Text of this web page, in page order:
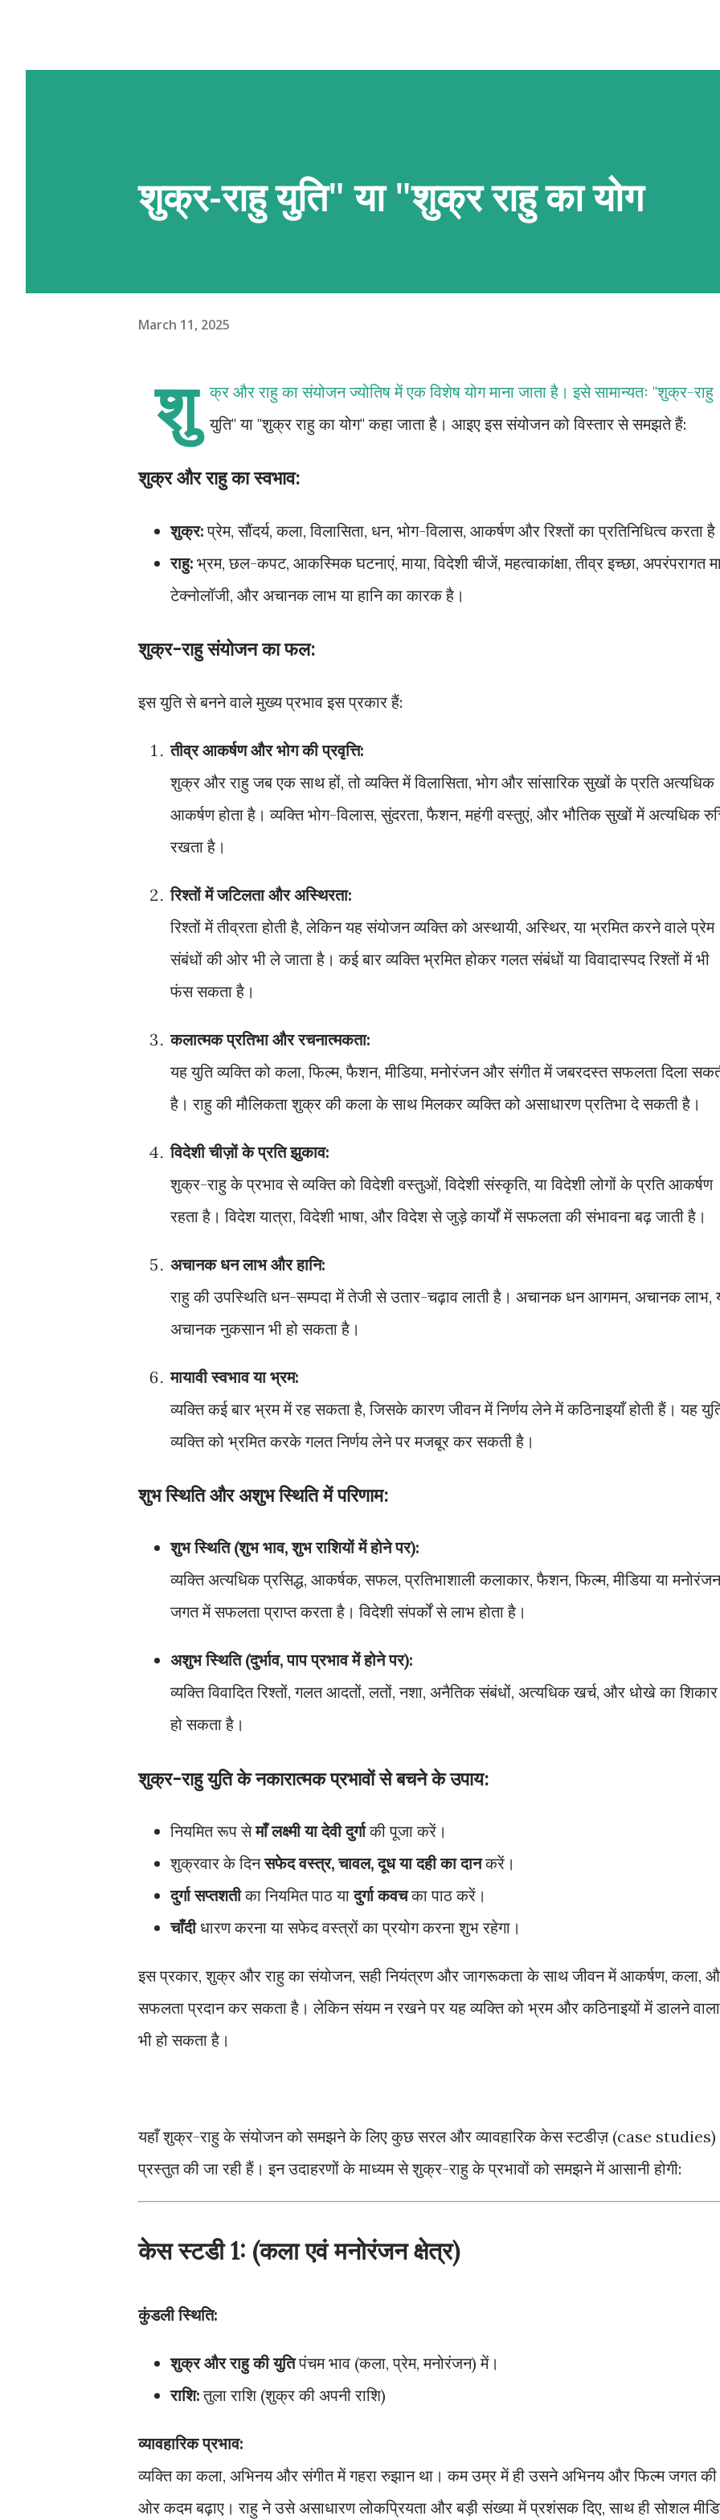
शुक्र-राहु युति" या "शुक्र राहु का योग
March 11, 2025
शु
क्र और राहु का संयोजन ज्योतिष में एक विशेष योग माना जाता है। इसे सामान्यतः "शुक्र-राहु
युति" या "शुक्र राहु का योग" कहा जाता है। आइए इस संयोजन को विस्तार से समझते हैं:
शुक्र और राहु का स्वभाव:
शुक्र:प्रेम, सौंदर्य, कला, विलासिता, धन, भोग-विलास, आकर्षण और रिश्तों का प्रतिनिधित्व करता
राहु: भ्रम, छल-कपट, आकस्मिक घटनाएं, माया, विदेशी चीजें, महत्वाकांक्षा, तीव्र इच्छा, अपरंपरागत
टेक्नोलॉजी, और अचानक लाभ या हानि का कारक है।
शुक्र-राहु संयोजन का फल:
इस युति से बनने वाले मुख्य प्रभाव इस प्रकार हैं:
तीव्र आकर्षण और भोग की प्रवृत्ति:
शुक्र और राहु जब एक साथ हों, तो व्यक्ति में विलासिता, भोग और सांसारिक सुखों के प्रति अत्यधिक
आकर्षण होता है। व्यक्ति भोग-विलास, सुंदरता, फैशन, महंगी वस्तुएं, और भौतिक सुखों में अत्यधिक
रखता है।
रिश्तों में जटिलता और अस्थिरता:
रिश्तों में तीव्रता होती है, लेकिन यह संयोजन व्यक्ति को अस्थायी, अस्थिर, या भ्रमित करने वाले प्रेम
संबंधों की ओर भी ले जाता है। कई बार व्यक्ति भ्रमित होकर गलत संबंधों या विवादास्पद रिश्तों में भी
फंस सकता है।
कलात्मक प्रतिभा और रचनात्मकता:
यह युति व्यक्ति को कला, फिल्म, फैशन, मीडिया, मनोरंजन और संगीत में जबरदस्त सफलता दिला
है। राहु की मौलिकता शुक्र की कला के साथ मिलकर व्यक्ति को असाधारण प्रतिभा दे सकती है।
विदेशी चीज़ों के प्रति झुकाव:
शुक्र-राहु के प्रभाव से व्यक्ति को विदेशी वस्तुओं, विदेशी संस्कृति, या विदेशी लोगों के प्रति आकर्षण
रहता है। विदेश यात्रा, विदेशी भाषा, और विदेश से जुड़े कार्यों में सफलता की संभावना बढ़ जाती है।
अचानक धन लाभ और हानि:
राहु की उपस्थिति धन-सम्पदा में तेजी से उतार-चढ़ाव लाती है। अचानक धन आगमन, अचानक लाभ,
अचानक नुकसान भी हो सकता है।
मायावी स्वभाव या भ्रम:
व्यक्ति कई बार भ्रम में रह सकता है, जिसके कारण जीवन में निर्णय लेने में कठिनाइयाँ होती हैं। यह
व्यक्ति को भ्रमित करके गलत निर्णय लेने पर मजबूर कर सकती है।
शुभ स्थिति और अशुभ स्थिति में परिणाम:
शुभ स्थिति (शुभ भाव, शुभ राशियों में होने पर):
व्यक्ति अत्यधिक प्रसिद्ध, आकर्षक, सफल, प्रतिभाशाली कलाकार, फैशन, फिल्म, मीडिया या मनोरंजन
जगत में सफलता प्राप्त करता है। विदेशी संपर्कों से लाभ होता है।
अशुभ स्थिति (दुर्भाव, पाप प्रभाव में होने पर):
व्यक्ति विवादित रिश्तों, गलत आदतों, लतों, नशा, अनैतिक संबंधों, अत्यधिक खर्च, और धोखे का शिकार
हो सकता है।
शुक्र-राहु युति के नकारात्मक प्रभावों से बचने के उपाय:
नियमित रूप सेमाँ लक्ष्मी या देवी दुर्गाकी पूजा करें।
शुक्रवार के दिनसफेद वस्त्र, चावल, दूध या दही का दानकरें।
दुर्गा सप्तशतीका नियमित पाठ यादुर्गा कवचका पाठ करें।
चाँदीधारण करना या सफेद वस्त्रों का प्रयोग करना शुभ रहेगा।
इस प्रकार, शुक्र और राहु का संयोजन, सही नियंत्रण और जागरूकता के साथ जीवन में आकर्षण, कला,
सफलता प्रदान कर सकता है। लेकिन संयम न रखने पर यह व्यक्ति को भ्रम और कठिनाइयों में डालने वाला
भी हो सकता है।
यहाँ शुक्र-राहु के संयोजन को समझने के लिए कुछ सरल और व्यावहारिक केस स्टडीज़ (case studies)
प्रस्तुत की जा रही हैं। इन उदाहरणों के माध्यम से शुक्र-राहु के प्रभावों को समझने में आसानी होगी:
केस स्टडी 1: (कला एवं मनोरंजन क्षेत्र)
कुंडली स्थिति:
शुक्र और राहु की युतिपंचम भाव (कला, प्रेम, मनोरंजन) में।
राशि:तुला राशि (शुक्र की अपनी राशि)
व्यावहारिक प्रभाव:
व्यक्ति का कला, अभिनय और संगीत में गहरा रुझान था। कम उम्र में ही उसने अभिनय और फिल्म जगत की
ओर कदम बढ़ाए। राहु ने उसे असाधारण लोकप्रियता और बड़ी संख्या में प्रशंसक दिए, साथ ही सोशल